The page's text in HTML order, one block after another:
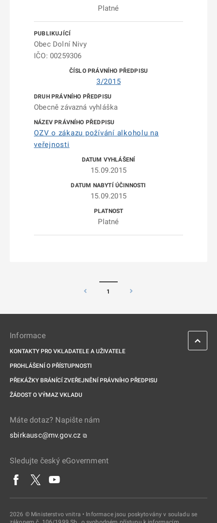
Platné
Obec Dolní Nivy
IČO: 00259306
3/2015
Obecně závazná vyhláška
OZV o zákazu požívání alkoholu na
veřejnosti
15.09.2015
15.09.2015
Platné
1
Informace
KONTAKTY PRO VKLADATELE A UŽIVATELE
PROHLÁŠENÍ O PŘÍSTUPNOSTI
PŘEKÁŽKY BRÁNÍCÍ ZVEŘEJNĚNÍ PRÁVNÍHO PŘEDPISU
ŽÁDOST O VÝMAZ VKLADU
Máte dotaz? Napište nám
sbirkausc@mv.gov.cz ⧉
Sledujte český eGovernment
2026 © Ministerstvo vnitra • Informace jsou poskytovány v souladu se